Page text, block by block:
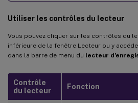
Utiliser les contrôles du lecteur
Vous pouvez cliquer sur les contrôles du
inférieure de la fenêtre Lecteur ou y
dans la barre de menu du lecteur
Contrôle
du lecteur
Fonction